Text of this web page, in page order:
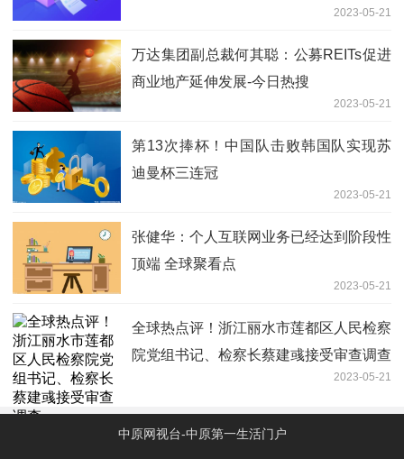
2023-05-21
万达集团副总裁何其聪：公募REITs促进
商业地产延伸发展-今日热搜
2023-05-21
第13次捧杯！中国队击败韩国队实现苏
迪曼杯三连冠
2023-05-21
张健华：个人互联网业务已经达到阶段性
顶端 全球聚看点
2023-05-21
全球热点评！浙江丽水市莲都区人民检察
院党组书记、检察长蔡建彧接受审查调查
2023-05-21
中原网视台-中原第一生活门户